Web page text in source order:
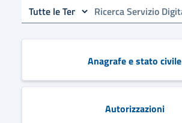
Anagrafe e stato civile
Autorizzazioni